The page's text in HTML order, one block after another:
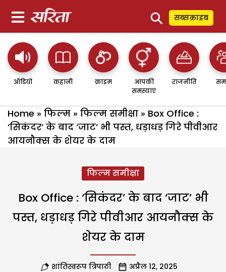
⚲ सब्सक्राइब
ऑडियो कहानी क्राइम
आपकी
समस्याएं
राजनीति
Home » फिल्म » फिल्म समीक्षा » Box Office :
‘सिकंदर’ के बाद ‘जाट’ भी पस्त, धड़ाधड़ गिरे पीवीआर
आयनौक्स के शेयर के दाम
फिल्म समीक्षा
Box Office : ‘सिकंदर’ के बाद ‘जाट’ भी
पस्त, धड़ाधड़ गिरे पीवीआर आयनौक्स के
शेयर के दाम
शांतिस्वरूप त्रिपाठी अप्रैल 12, 2025